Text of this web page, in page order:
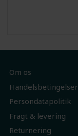
Om os
Handelsbetingelser
Persondatapolitik
Fragt & levering
Returnering